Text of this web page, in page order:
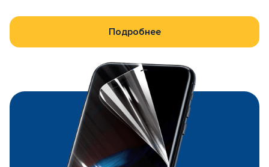
Подробнее